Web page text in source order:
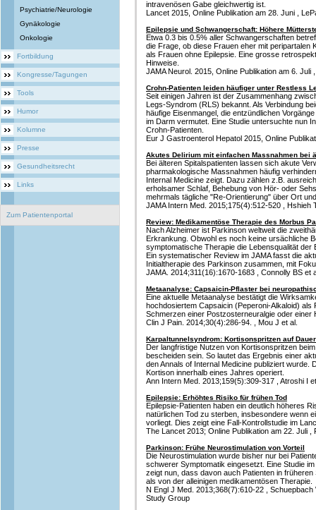
Psychiatrie/Neurologie
Gynäkologie
Onkologie
Fortbildung
Kongresse/Tagungen
Tools
Humor
Kolumne
Presse
Gesundheitsrecht
Links
Zum Patientenportal
intravenösen Gabe gleichwertig ist.
Lancet 2015, Online Publikation am 28. Juni ,
Epilepsie und Schwangerschaft: Höhere
Etwa 0.3 bis 0.5% aller Schwangerschaften
die Frage, ob diese Frauen eher mit peripartalen
als Frauen ohne Epilepsie. Eine grosse
Hinweise.
JAMA Neurol. 2015, Online Publikation am 6. Juli
Crohn-Patienten leiden häufiger unter Restless
Seit einigen Jahren ist der Zusammenhang
Legs-Syndrom (RLS) bekannt. Als Verbindung
häufige Eisenmangel, die entzündlichen
im Darm vermutet. Eine Studie untersuchte nun
Crohn-Patienten.
Eur J Gastroenterol Hepatol 2015, Online
Akutes Delirium mit einfachen Massnahmen bei
Bei älteren Spitalspatienten lassen sich akute
pharmakologische Massnahmen häufig
Internal Medicine zeigt. Dazu zählen z.B.
erholsamer Schlaf, Behebung von Hör- oder
mehrmals tägliche "Re-Orientierung" über Ort
JAMA Intern Med. 2015;175(4):512-520 , Hshieh
Review: Medikamentöse Therapie des Morbus
Nach Alzheimer ist Parkinson weltweit die
Erkrankung. Obwohl es noch keine ursächliche
symptomatische Therapie die Lebensqualität
Ein systematischer Review im JAMA fasst die
Initialtherapie des Parkinson zusammen, mit
JAMA. 2014;311(16):1670-1683 , Connolly BS et
Metaanalyse: Capsaicin-Pflaster bei
Eine aktuelle Metaanalyse bestätigt die
hochdosiertem Capsaicin (Peperoni-Alkaloid) als
Schmerzen einer Postzosterneuralgie oder einer
Clin J Pain. 2014;30(4):286-94. , Mou J et al.
Karpaltunnelsyndrom: Kortisonspritzen auf
Der langfristige Nutzen von Kortisonspritzen
bescheiden sein. So lautet das Ergebnis einer
den Annals of Internal Medicine publiziert wurde.
Kortison innerhalb eines Jahres operiert.
Ann Intern Med. 2013;159(5):309-317 , Atroshi I
Epilepsie: Erhöhtes Risiko für frühen Tod
Epilepsie-Patienten haben ein deutlich höheres
natürlichen Tod zu sterben, insbesondere wenn
vorliegt. Dies zeigt eine Fall-Kontrollstudie im
The Lancet 2013; Online Publikation am 22. Juli ,
Parkinson: Frühe Neurostimulation von Vorteil
Die Neurostimulation wurde bisher nur bei
schwerer Symptomatik eingesetzt. Eine Studie
zeigt nun, dass davon auch Patienten in
als von der alleinigen medikamentösen Therapie.
N Engl J Med. 2013;368(7):610-22 , Schuepbach
Study Group